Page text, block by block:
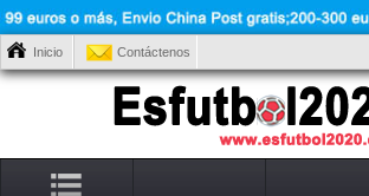
Inicio Contáctenos